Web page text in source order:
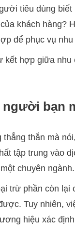
tiêu dùng
khách hàng?
để phục vụ
hợp giữa
bạn
thắn mà
tập trung vào
chuyên ngành.
trừ phần còn lại
Tuy nhiên,
hiệu xác